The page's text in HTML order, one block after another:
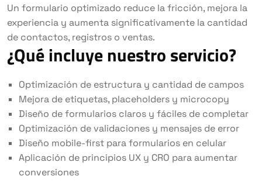
Un formulario optimizado reduce la fricción, mejora la
experiencia y aumenta significativamente la cantidad
de contactos, registros o ventas.
¿Qué incluye nuestro servicio?
Optimización de estructura y cantidad de campos
Mejora de etiquetas, placeholders y microcopy
Diseño de formularios claros y fáciles de completar
Optimización de validaciones y mensajes de error
Diseño mobile-first para formularios en celular
Aplicación de principios UX y CRO para aumentar
conversiones